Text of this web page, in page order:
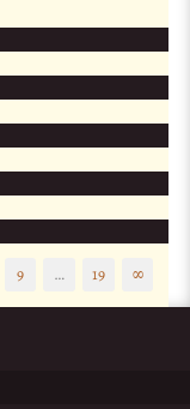
9 … 19 ∞